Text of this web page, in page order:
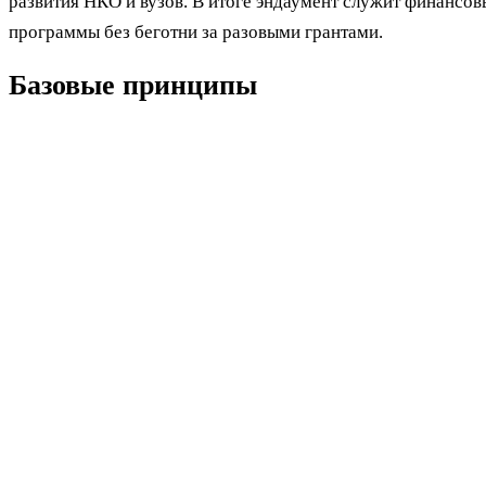
программы без беготни за разовыми грантами.
Базовые принципы